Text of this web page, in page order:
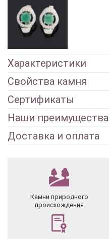
Характеристики
Свойства камня
Сертификаты
Наши преимущества
Доставка и оплата
Камни природного
происхождения